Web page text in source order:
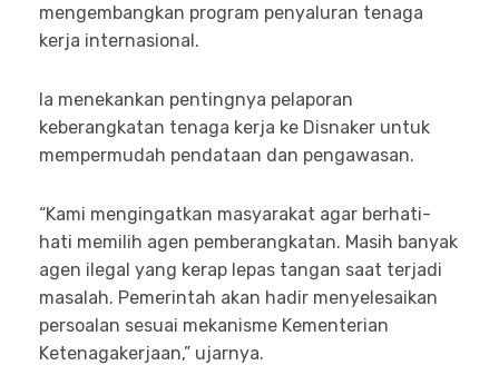
mengembangkan program penyaluran tenaga
kerja internasional.
Ia menekankan pentingnya pelaporan
keberangkatan tenaga kerja ke Disnaker untuk
mempermudah pendataan dan pengawasan.
“Kami mengingatkan masyarakat agar berhati-
hati memilih agen pemberangkatan. Masih banyak
agen ilegal yang kerap lepas tangan saat terjadi
masalah. Pemerintah akan hadir menyelesaikan
persoalan sesuai mekanisme Kementerian
Ketenagakerjaan,” ujarnya.